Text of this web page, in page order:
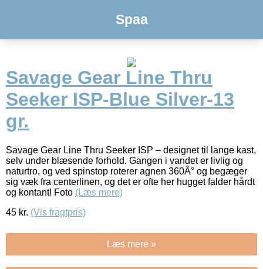
Spaa
Savage Gear Line Thru
Seeker ISP-Blue Silver-13
gr.
Savage Gear Line Thru Seeker ISP – designet til lange kast,
selv under blæsende forhold. Gangen i vandet er livlig og
naturtro, og ved spinstop roterer agnen 360Â° og begæger
sig væk fra centerlinen, og det er ofte her hugget falder hårdt
og kontant! Foto (Læs mere)
45 kr. (Vis fragtpris)
Læs mere »